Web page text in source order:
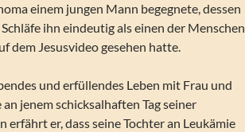
einem jungen Mann begegnete, dessen
ihn eindeutig als einen der Menschen
dem Jesusvideo gesehen hatte.
und erfüllendes Leben mit Frau und
jenem schicksalhaften Tag seiner
erfährt er, dass seine Tochter an Leukämie